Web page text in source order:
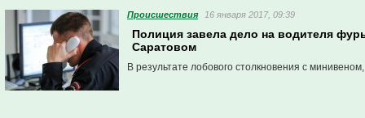
Проиcшествия 16 января 2017, 09:39
Полиция завела дело на водителя
Саратовом
В результате лобового столкновения с